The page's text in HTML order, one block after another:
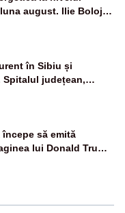
august. Ilie Bolojan
și posibile restricții –
în Sibiu și
județean,
de telefonie, grav
să emită
lui Donald Trump